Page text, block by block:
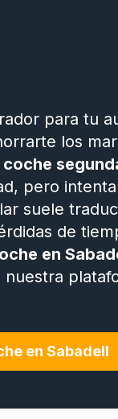
para tu
los
coche
pero
suele
de
en
nuestra
en Sabadell